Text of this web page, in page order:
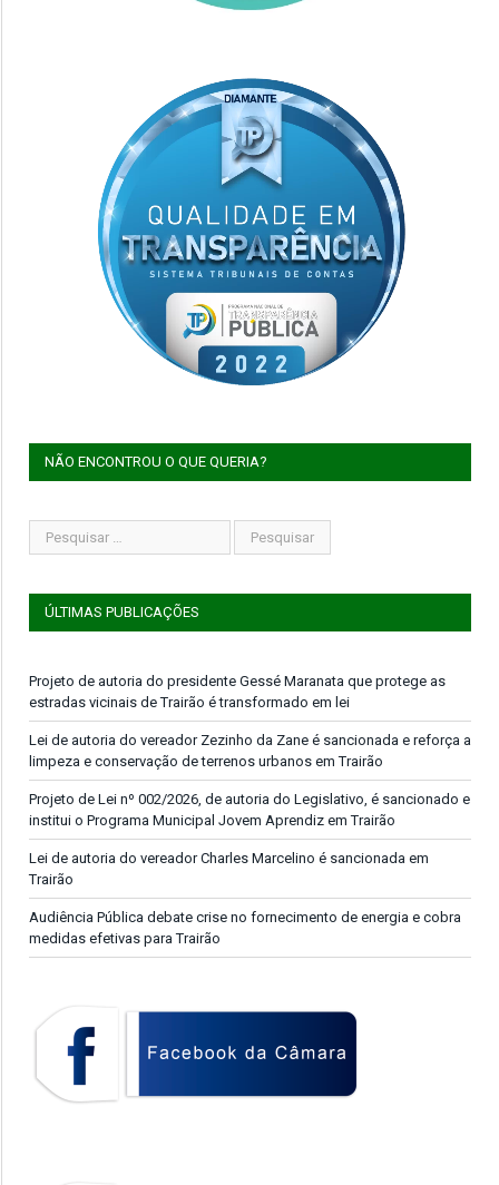
NÃO ENCONTROU O QUE QUERIA?
ÚLTIMAS PUBLICAÇÕES
Projeto de autoria do presidente Gessé Maranata que protege as
estradas vicinais de Trairão é transformado em lei
Lei de autoria do vereador Zezinho da Zane é sancionada e reforça a
limpeza e conservação de terrenos urbanos em Trairão
Projeto de Lei nº 002/2026, de autoria do Legislativo, é sancionado e
institui o Programa Municipal Jovem Aprendiz em Trairão
Lei de autoria do vereador Charles Marcelino é sancionada em
Trairão
Audiência Pública debate crise no fornecimento de energia e cobra
medidas efetivas para Trairão